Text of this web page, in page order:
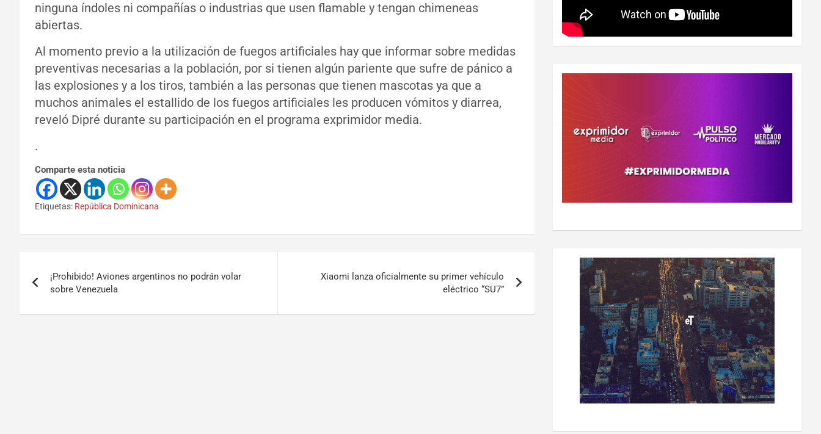
ninguna índoles ni compañías o industrias que usen flamable y tengan chimeneas
abiertas.
Al momento previo a la utilización de fuegos artificiales hay que informar sobre medidas
preventivas necesarias a la población, por si tienen algún pariente que sufre de pánico a
las explosiones y a los tiros, también a las personas que tienen mascotas ya que a
muchos animales el estallido de los fuegos artificiales les producen vómitos y diarrea,
reveló Dipré durante su participación en el programa exprimidor media.
.
Comparte esta noticia
Etiquetas: República Dominicana
¡Prohibido! Aviones argentinos no podrán volar
sobre Venezuela
Xiaomi lanza oficialmente su primer vehículo
eléctrico “SU7”